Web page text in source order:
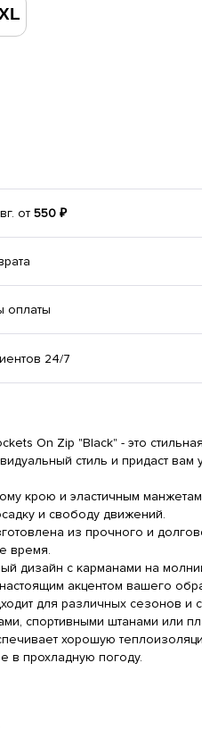
Jordan Patch And
Gray
RUB
Jordan Patch And
Штаны
Blue
3650
от 550 ₽
оплаты
24/7
On Zip "Black" - это
стиль и придаст вам
крою и эластичным
и свободу движений.
из прочного и
время.
дизайн с карманами на
акцентом вашего
для различных сезонов и
спортивными штанами или
хорошую
в прохладную погоду.